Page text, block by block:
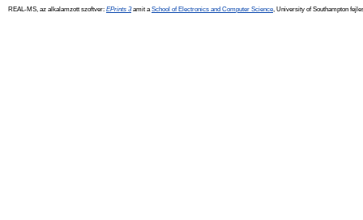
REAL-MS, az alkalamzott szoftver: EPrints 3amit a School of Electronics and Computer Science , University of Southampton